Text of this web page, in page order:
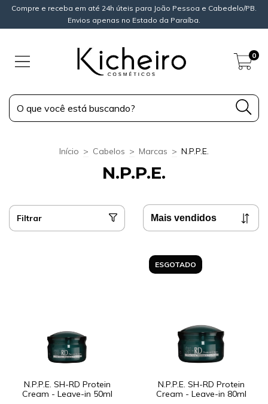
Compre e receba em até 24h úteis para João Pessoa e Cabedelo/PB.
Envios apenas no Estado da Paraíba.
0
Início > Cabelos > Marcas > N.P.P.E.
N.P.P.E.
Filtrar
N.P.P.E. SH-RD Protein
Cream - Leave-in 50ml
ESGOTADO
N.P.P.E. SH-RD Protein
Cream - Leave-in 80ml